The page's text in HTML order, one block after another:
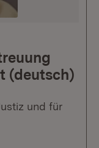
(deutsch)
und für